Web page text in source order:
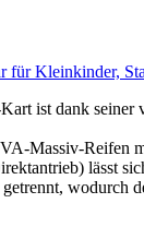
Kleinkinder,
ist dank
Massiv-Reifen
lässt
wodurch